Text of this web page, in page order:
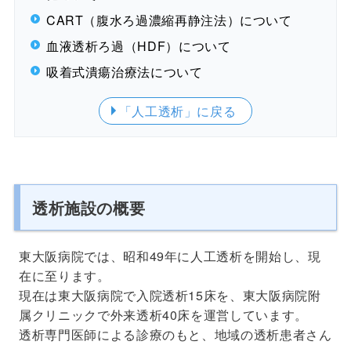
CART（腹水ろ過濃縮再静注法）について
血液透析ろ過（HDF）について
吸着式潰瘍治療法について
「人工透析」 に戻る
透析施設の概要
東大阪病院では、昭和49年に人工透析を開始し、現
在に至ります。
現在は東大阪病院で入院透析15床を、東大阪病院附
属クリニックで外来透析40床を運営しています。
透析専門医師による診療のもと、地域の透析患者さん